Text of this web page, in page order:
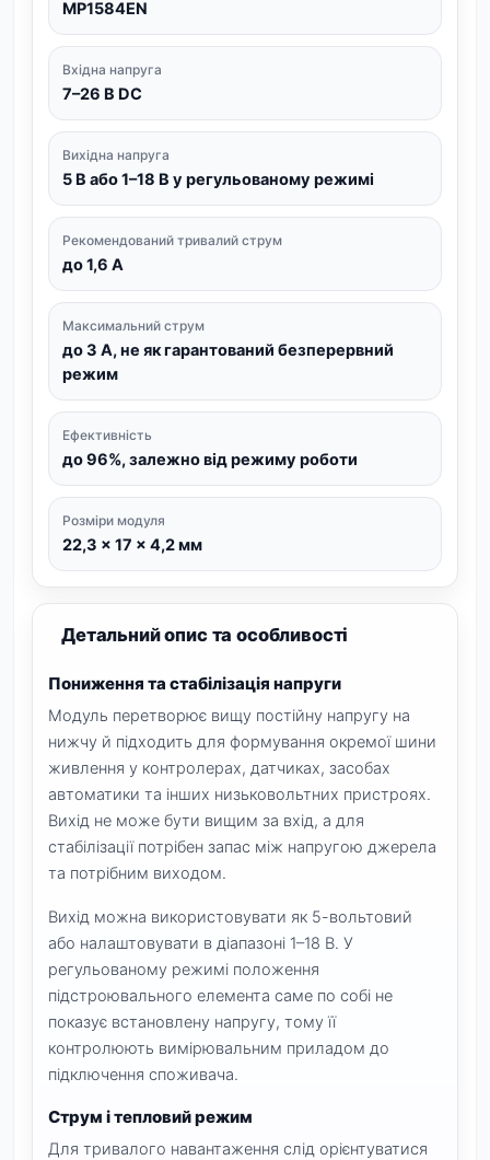
MP1584EN
Вхідна напруга
7–26 В DC
Вихідна напруга
5 В або 1–18 В у регульованому режимі
Рекомендований тривалий струм
до 1,6 А
Максимальний струм
до 3 А, не як гарантований безперервний
режим
Ефективність
до 96%, залежно від режиму роботи
Розміри модуля
22,3 × 17 × 4,2 мм
Детальний опис та особливості
Пониження та стабілізація напруги
Модуль перетворює вищу постійну напругу на
нижчу й підходить для формування окремої шини
живлення у контролерах, датчиках, засобах
автоматики та інших низьковольтних пристроях.
Вихід не може бути вищим за вхід, а для
стабілізації потрібен запас між напругою джерела
та потрібним виходом.
Вихід можна використовувати як 5-вольтовий
або налаштовувати в діапазоні 1–18 В. У
регульованому режимі положення
підстроювального елемента саме по собі не
показує встановлену напругу, тому її
контролюють вимірювальним приладом до
підключення споживача.
Струм і тепловий режим
Для тривалого навантаження слід орієнтуватися